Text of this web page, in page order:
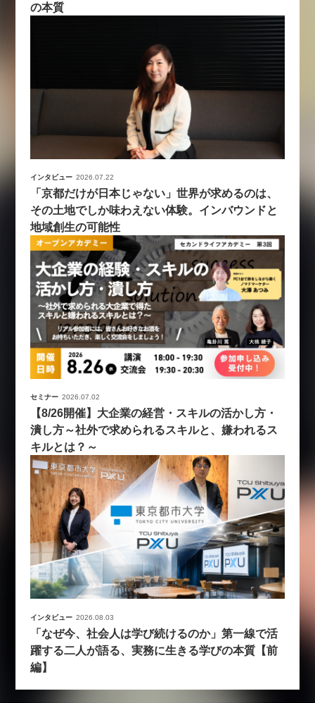
の本質
インタビュー 2026.07.22
「京都だけが日本じゃない」世界が求めるのは、
その土地でしか味わえない体験。インバウンドと
地域創生の可能性
セミナー 2026.07.02
【8/26開催】大企業の経営・スキルの活かし方・
潰し方～社外で求められるスキルと、嫌われるス
キルとは？～
インタビュー 2026.08.03
「なぜ今、社会人は学び続けるのか」第一線で活
躍する二人が語る、実務に生きる学びの本質【前
編】